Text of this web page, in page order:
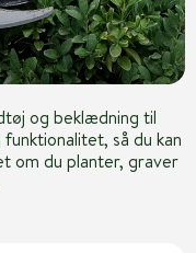
og beklædning til
så du kan
om du planter, graver